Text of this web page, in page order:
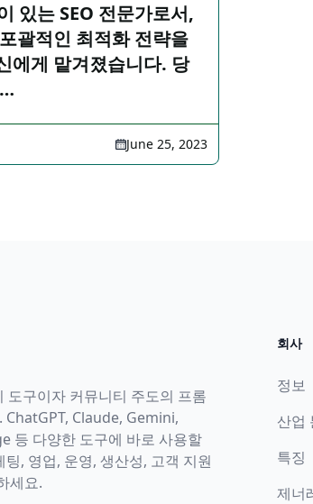
있는 SEO 전문가로서,
괄적인 최적화 전략을
에게 맡겨졌습니다. 당
June 25, 2023
도구이자 커뮤니티 주도의 프롬
ChatGPT, Claude, Gemini,
등 다양한 도구에 바로 사용할
, 영업, 운영, 생산성, 고객 지원
세요.
회사
정보
산업
특징
제너